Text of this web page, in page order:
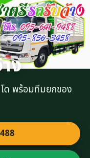
ง
ด พร้อมทีมยกของ